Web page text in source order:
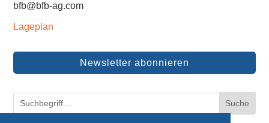
bfb@bfb-ag.com
Lageplan
Newsletter abonnieren